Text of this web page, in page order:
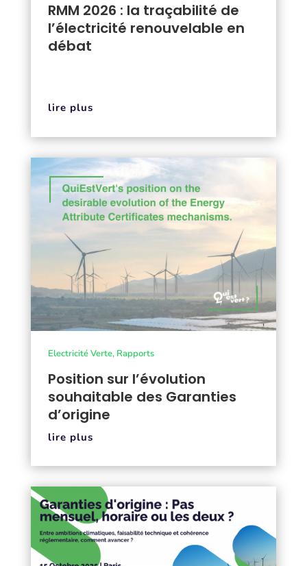
RMM 2026 : la traçabilité de
l’électricité renouvelable en
débat
lire plus
Position sur l’évolution
souhaitable des Garanties
d’origine
Electricité Verte, Rapports
lire plus